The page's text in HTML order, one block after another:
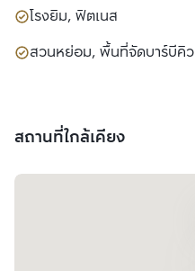
โรงยิม, ฟิตเนส
สวนหย่อม, พื้นที่จัดบาร์บีคิว
สถานที่ใกล้เคียง